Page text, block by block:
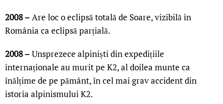
2008 –Are loc o eclipsă totală de Soare, vizibilă în
România ca eclipsă parțială.
2008 –Unsprezece alpiniști din expedițiile
internaționale au murit pe K2, al doilea munte ca
înălțime de pe pământ, în cel mai grav accident din
istoria alpinismului K2.